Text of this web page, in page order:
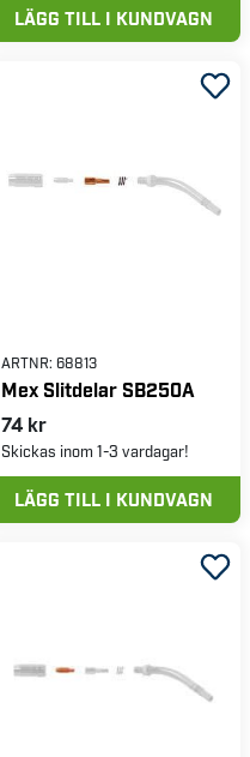
LÄGG TILL I KUNDVAGN
ARTNR: 68813
Mex Slitdelar SB250A
74 kr
Skickas inom 1-3 vardagar!
LÄGG TILL I KUNDVAGN